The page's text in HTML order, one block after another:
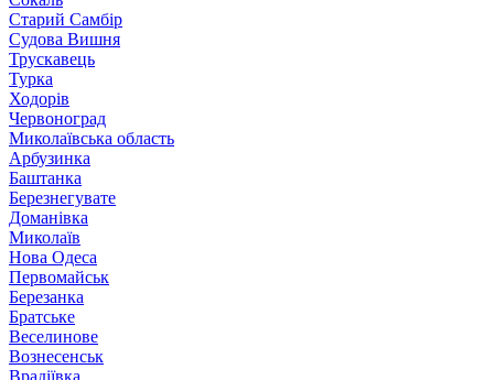
Старий Самбір
Судова Вишня
Трускавець
Турка
Ходорів
Червоноград
Миколаївська область
Арбузинка
Баштанка
Березнегувате
Доманівка
Миколаїв
Нова Одеса
Первомайськ
Березанка
Братське
Веселинове
Вознесенськ
Врадіївка